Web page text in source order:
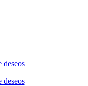
deseos
deseos